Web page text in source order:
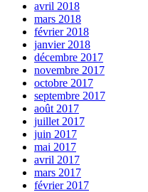
avril 2018
mars 2018
février 2018
janvier 2018
décembre 2017
novembre 2017
octobre 2017
septembre 2017
août 2017
juillet 2017
juin 2017
mai 2017
avril 2017
mars 2017
février 2017